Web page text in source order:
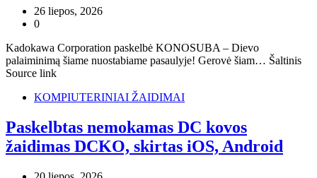
26 liepos, 2026
0
Kadokawa Corporation paskelbė KONOSUBA – Dievo
palaiminimą šiame nuostabiame pasaulyje! Gerovė šiam… Šaltinis
Source link
KOMPIUTERINIAI ŽAIDIMAI
Paskelbtas nemokamas DC kovos
žaidimas DCKO, skirtas iOS, Android